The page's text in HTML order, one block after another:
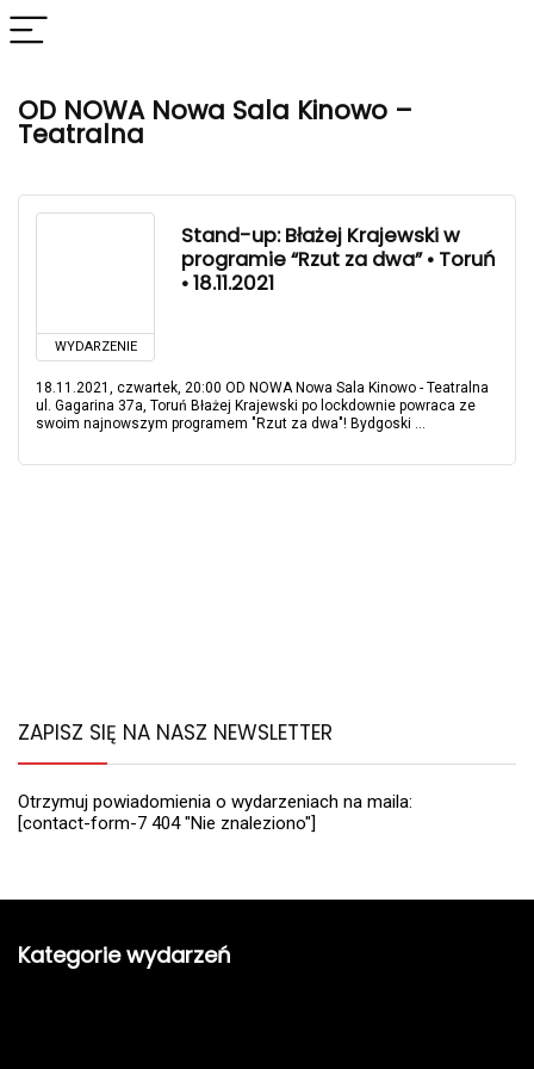
OD NOWA Nowa Sala Kinowo –
Teatralna
WYDARZENIE
Stand-up: Błażej Krajewski w
programie “Rzut za dwa” • Toruń
• 18.11.2021
18.11.2021, czwartek, 20:00 OD NOWA Nowa Sala Kinowo - Teatralna
ul. Gagarina 37a, Toruń Błażej Krajewski po lockdownie powraca ze
swoim najnowszym programem "Rzut za dwa"! Bydgoski ...
ZAPISZ SIĘ NA NASZ NEWSLETTER
Otrzymuj powiadomienia o wydarzeniach na maila:
[contact-form-7 404 "Nie znaleziono"]
Kategorie wydarzeń